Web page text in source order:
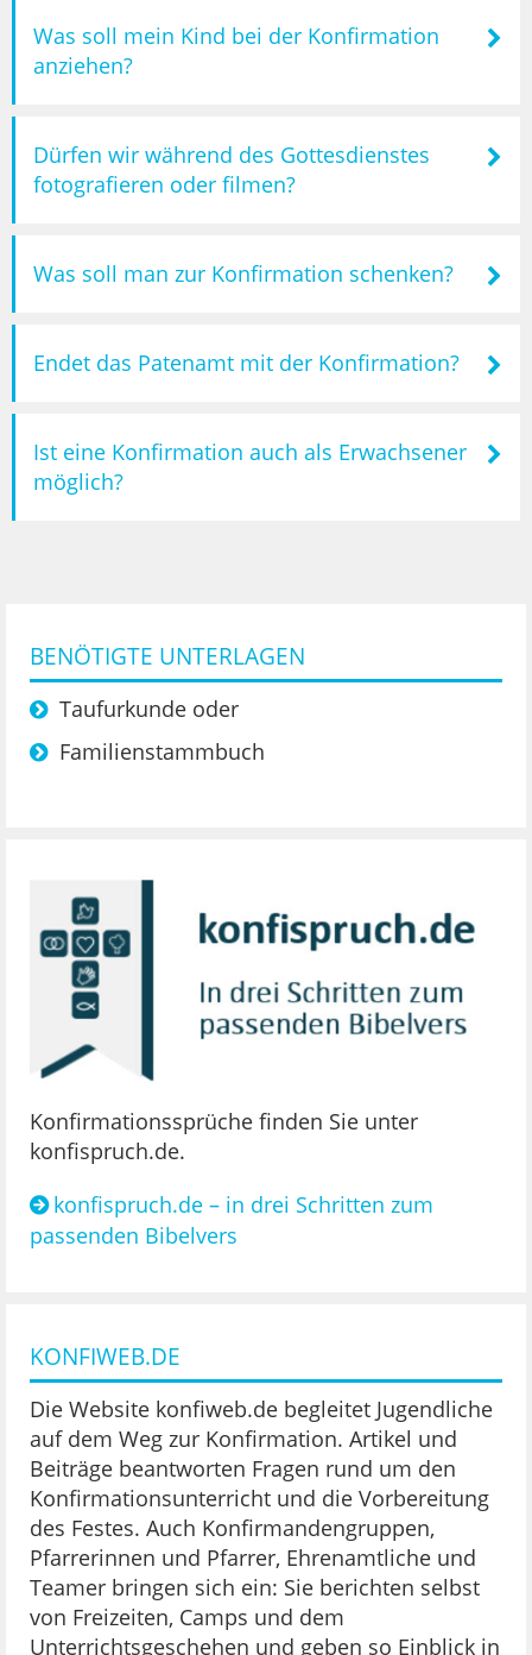
Was soll mein Kind bei der Konfirmation
anziehen?
Dürfen wir während des Gottesdienstes
fotografieren oder filmen?
Was soll man zur Konfirmation schenken?
Endet das Patenamt mit der Konfirmation?
Ist eine Konfirmation auch als Erwachsener
möglich?
BENÖTIGTE UNTERLAGEN
Taufurkunde oder
Familienstammbuch
Konfirmationssprüche finden Sie unter
konfispruch.de.
konfispruch.de – in drei Schritten zum
passenden Bibelvers
KONFIWEB.DE
Die Website konfiweb.de begleitet Jugendliche
auf dem Weg zur Konfirmation. Artikel und
Beiträge beantworten Fragen rund um den
Konfirmationsunterricht und die Vorbereitung
des Festes. Auch Konfirmandengruppen,
Pfarrerinnen und Pfarrer, Ehrenamtliche und
Teamer bringen sich ein: Sie berichten selbst
von Freizeiten, Camps und dem
Unterrichtsgeschehen und geben so Einblick in